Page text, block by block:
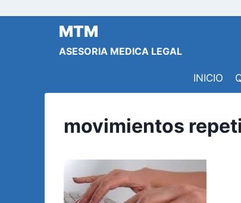
MTM
ASESORIA MEDICA LEGAL
INICIO
movimientos